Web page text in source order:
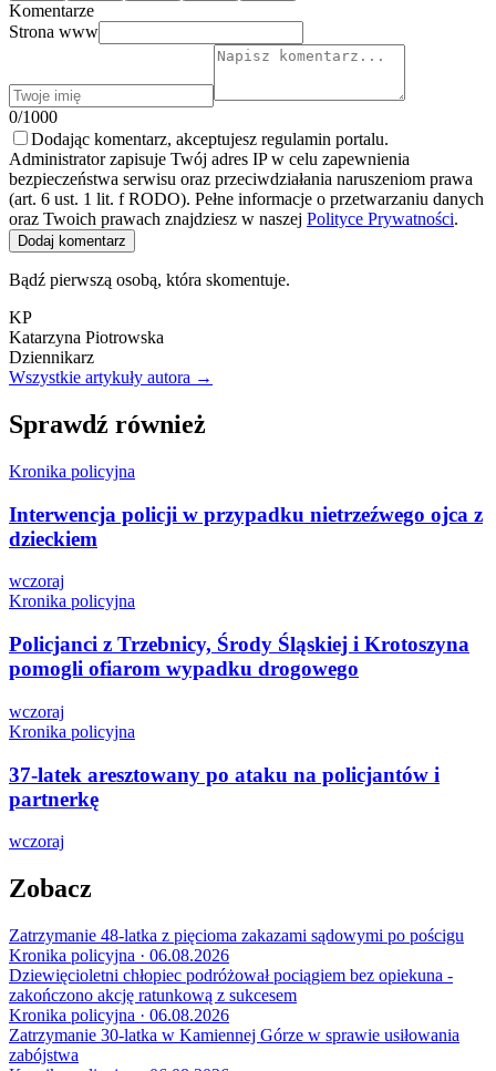
Komentarze
Strona www
0/1000
Dodając komentarz, akceptujesz regulamin portalu.
Administrator zapisuje Twój adres IP w celu zapewnienia
bezpieczeństwa serwisu oraz przeciwdziałania naruszeniom prawa
(art. 6 ust. 1 lit. f RODO). Pełne informacje o przetwarzaniu danych
oraz Twoich prawach znajdziesz w naszej Polityce Prywatności.
Dodaj komentarz
Bądź pierwszą osobą, która skomentuje.
KP
Katarzyna Piotrowska
Dziennikarz
Wszystkie artykuły autora →
Sprawdź również
Kronika policyjna
Interwencja policji w przypadku nietrzeźwego ojca z
dzieckiem
wczoraj
Kronika policyjna
Policjanci z Trzebnicy, Środy Śląskiej i Krotoszyna
pomogli ofiarom wypadku drogowego
wczoraj
Kronika policyjna
37-latek aresztowany po ataku na policjantów i
partnerkę
wczoraj
Zobacz
Zatrzymanie 48-latka z pięcioma zakazami sądowymi po pościgu
Kronika policyjna · 06.08.2026
Dziewięcioletni chłopiec podróżował pociągiem bez opiekuna -
zakończono akcję ratunkową z sukcesem
Kronika policyjna · 06.08.2026
Zatrzymanie 30-latka w Kamiennej Górze w sprawie usiłowania
zabójstwa